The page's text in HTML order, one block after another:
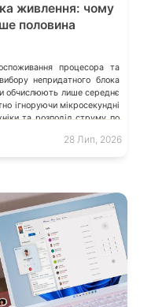
живлення: чому
половина
процесора та
непридатного блока
обчислюють лише середнє
ігноруючи мікросекундні
та розподіл струму по
параметри насправді
та як правильно підібрати
28 Лип, 2026